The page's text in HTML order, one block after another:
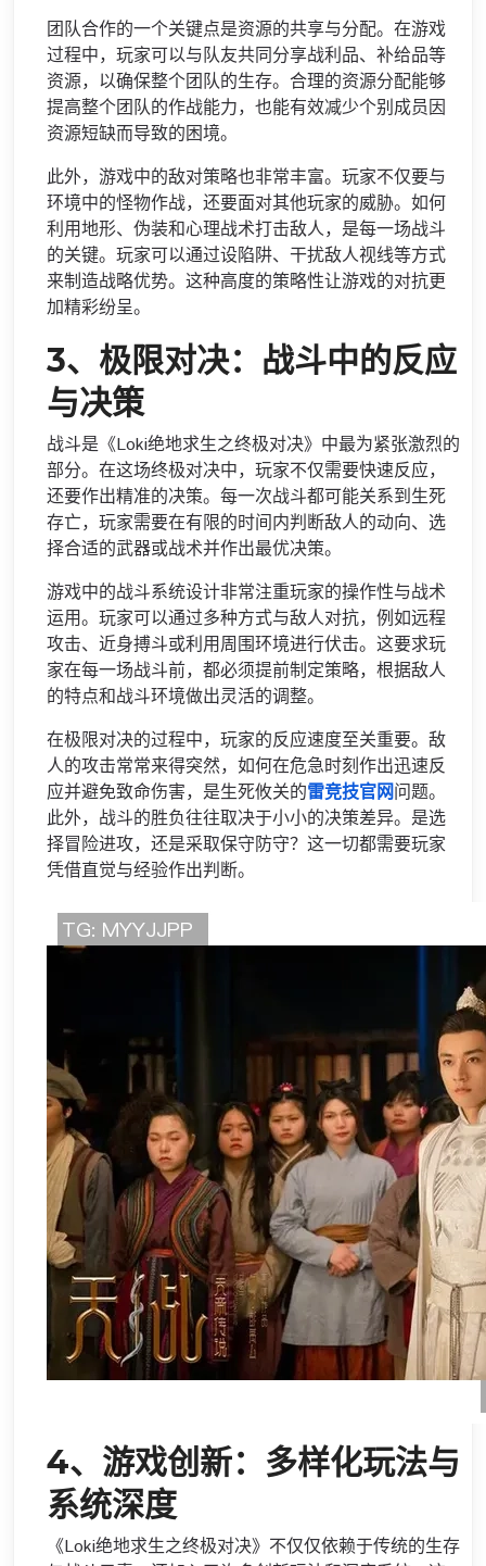
团队合作的一个关键点是资源的共享与分配。在游戏
过程中，玩家可以与队友共同分享战利品、补给品等
资源，以确保整个团队的生存。合理的资源分配能够
提高整个团队的作战能力，也能有效减少个别成员因
资源短缺而导致的困境。
此外，游戏中的敌对策略也非常丰富。玩家不仅要与
环境中的怪物作战，还要面对其他玩家的威胁。如何
利用地形、伪装和心理战术打击敌人，是每一场战斗
的关键。玩家可以通过设陷阱、干扰敌人视线等方式
来制造战略优势。这种高度的策略性让游戏的对抗更
加精彩纷呈。
3、极限对决：战斗中的反应
与决策
战斗是《Loki绝地求生之终极对决》中最为紧张激烈的
部分。在这场终极对决中，玩家不仅需要快速反应，
还要作出精准的决策。每一次战斗都可能关系到生死
存亡，玩家需要在有限的时间内判断敌人的动向、选
择合适的武器或战术并作出最优决策。
游戏中的战斗系统设计非常注重玩家的操作性与战术
运用。玩家可以通过多种方式与敌人对抗，例如远程
攻击、近身搏斗或利用周围环境进行伏击。这要求玩
家在每一场战斗前，都必须提前制定策略，根据敌人
的特点和战斗环境做出灵活的调整。
在极限对决的过程中，玩家的反应速度至关重要。敌
人的攻击常常来得突然，如何在危急时刻作出迅速反
应并避免致命伤害，是生死攸关的雷竞技官网问题。
此外，战斗的胜负往往取决于小小的决策差异。是选
择冒险进攻，还是采取保守防守？这一切都需要玩家
凭借直觉与经验作出判断。
4、游戏创新：多样化玩法与
系统深度
《Loki绝地求生之终极对决》不仅仅依赖于传统的生存